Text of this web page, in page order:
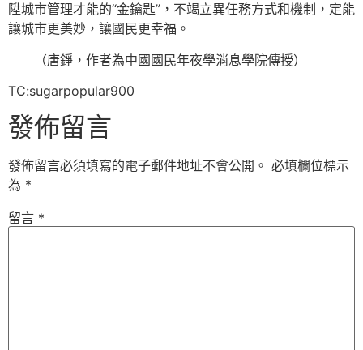
陞城市管理才能的“金鑰匙”，不竭立異任務方式和機制，定能
讓城市更美妙，讓國民更幸福。
（唐錚， 作者為中國國民年夜學消息學院傳授）
TC:sugarpopular900
發佈留言
發佈留言必須填寫的電子郵件地址不會公開。 必填欄位標示
為 *
留言 *